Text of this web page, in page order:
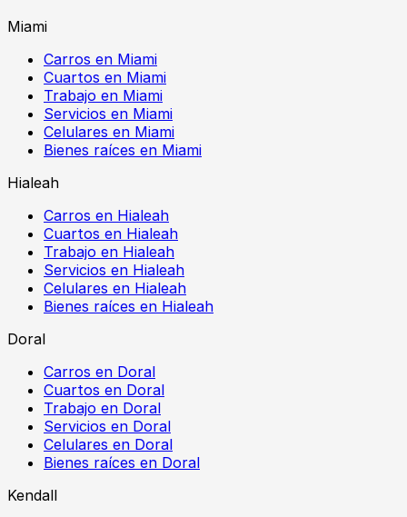
Miami
Carros en Miami
Cuartos en Miami
Trabajo en Miami
Servicios en Miami
Celulares en Miami
Bienes raíces en Miami
Hialeah
Carros en Hialeah
Cuartos en Hialeah
Trabajo en Hialeah
Servicios en Hialeah
Celulares en Hialeah
Bienes raíces en Hialeah
Doral
Carros en Doral
Cuartos en Doral
Trabajo en Doral
Servicios en Doral
Celulares en Doral
Bienes raíces en Doral
Kendall